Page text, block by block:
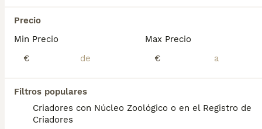
Precio
Min Precio
€
Max Precio
€
Filtros populares
Criadores con Núcleo Zoológico o en el Registro de
Criadores
Preguntas frecuentes
¿Cuánto vale un cachorro de
presa canaria?